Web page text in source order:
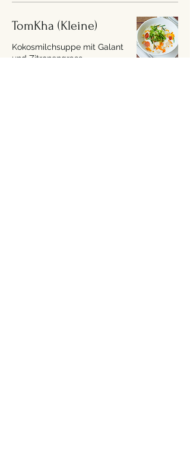
TomKha (Kleine)
Kokosmilchsuppe mit Galant
und Zitronengrass